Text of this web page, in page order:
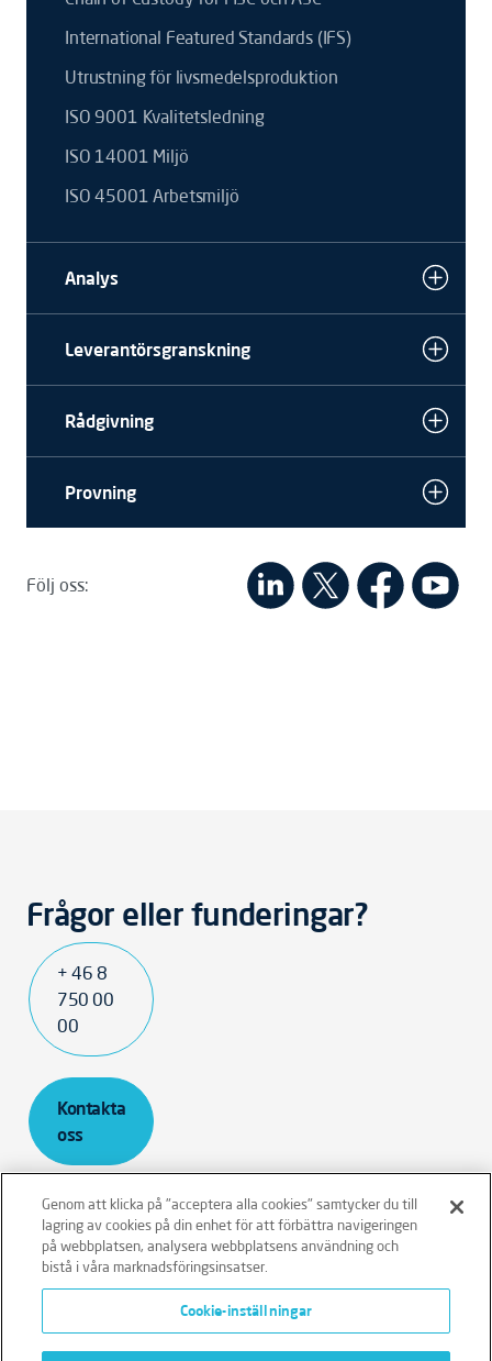
International Featured Standards (IFS)
Utrustning för livsmedelsproduktion
ISO 9001 Kvalitetsledning
ISO 14001 Miljö
ISO 45001 Arbetsmiljö
Analys
Leverantörsgranskning
Rådgivning
Provning
Följ oss:
Frågor eller funderingar?
+ 46 8
750 00
00
Kontakta
oss
Ansvarsfriskrivning Policies
Integritetspolicy
Cookies
Klagomålshantering
Genom att klicka på "acceptera alla cookies" samtycker du till
lagring av cookies på din enhet för att förbättra navigeringen
på webbplatsen, analysera webbplatsens användning och
bistå i våra marknadsföringsinsatser.
Cookie-inställningar